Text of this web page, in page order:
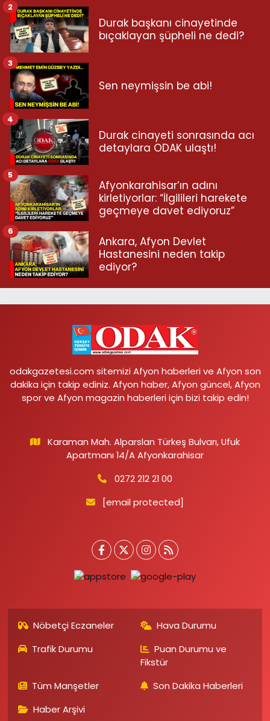
Durak başkanı cinayetinde
bıçaklayan şüpheli ne dedi?
2
Sen neymişsin be abi!
3
Durak cinayeti sonrasında acı
detaylara ODAK ulaştı!
4
Afyonkarahisar’ın adını
kirletiyorlar: “İlgilileri harekete
geçmeye davet ediyoruz”
5
Ankara, Afyon Devlet
Hastanesini neden takip
ediyor?
6
odakgazetesi.com sitemizi Afyon haberleri ve Afyon son
dakika için takip ediniz. Afyon haber, Afyon güncel, Afyon
spor ve Afyon magazin haberleri için bizi takip edin!
Karaman Mah. Alparslan Türkeş Bulvarı, Ufuk
Apartmanı 14/A Afyonkarahisar
0272 212 21 00
[email protected]
Nöbetçi Eczaneler
Hava Durumu
Trafik Durumu
Puan Durumu ve
Fikstür
Tüm Manşetler
Son Dakika Haberleri
Haber Arşivi